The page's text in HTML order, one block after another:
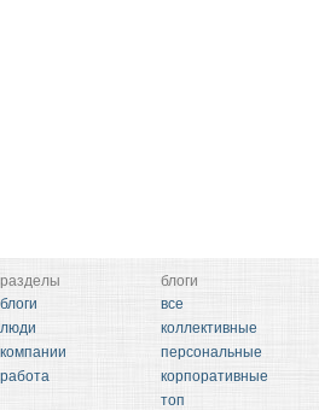
разделы
блоги
люди
компании
работа
блоги
все
коллективные
персональные
корпоративные
топ